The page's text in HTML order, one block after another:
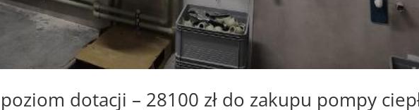
dotacji – 28100 zł do zakupu pompy